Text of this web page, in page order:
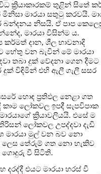
ක්‍රියාකාරකම් තුළින් සිතේ
මාරයා සතුටු කරවයි.
නිසයි. ඒ පාප
මාරයා විසින්ම ය.
දාන, ශීල භාවනාදි
වන බැවින් මේ මාරයා
තබා දුක් වේදනා ගෙන දීමට
විඳිමින් එහි ඇලී ගැලී සසර
හොඳ ප්‍රතිඵල නෙළා ගත
ලෝකවල ඉපදී සැපවිපාක
ක්‍රියාවලියයි. එසේ ම
ලෝකවල උපද්දවා දැඩි
මාරයා මුල් වන බව නො
ලෙස තේරුම් ගත නො හැකිව
ගොදුරු වී සිටිති.
එයට මාරයා හරස් වී